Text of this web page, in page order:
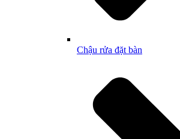
Chậu rửa đặt bàn